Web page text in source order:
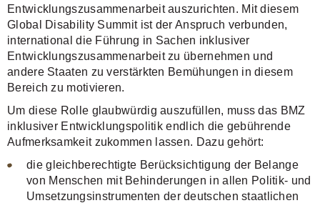
Entwicklungszusammenarbeit auszurichten. Mit diesem
Global Disability Summit ist der Anspruch verbunden,
international die Führung in Sachen inklusiver
Entwicklungszusammenarbeit zu übernehmen und
andere Staaten zu verstärkten Bemühungen in diesem
Bereich zu motivieren.
Um diese Rolle glaubwürdig auszufüllen, muss das BMZ
inklusiver Entwicklungspolitik endlich die gebührende
Aufmerksamkeit zukommen lassen. Dazu gehört:
die gleichberechtigte Berücksichtigung der Belange
von Menschen mit Behinderungen in allen Politik- und
Umsetzungsinstrumenten der deutschen staatlichen